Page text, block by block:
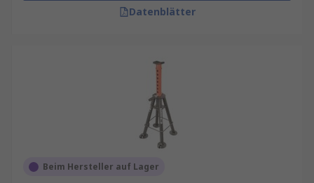
Datenblätter
Beim Hersteller auf Lager